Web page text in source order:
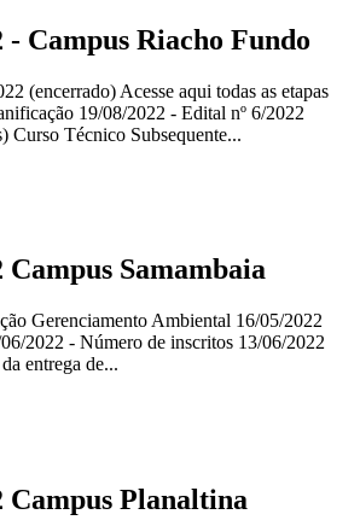
- Campus Riacho Fundo
(encerrado) Acesse aqui todas as etapas
19/08/2022 - Edital nº 6/2022
Curso Técnico Subsequente...
Campus Samambaia
Gerenciamento Ambiental 16/05/2022
2022 - Número de inscritos 13/06/2022
entrega de...
Campus Planaltina